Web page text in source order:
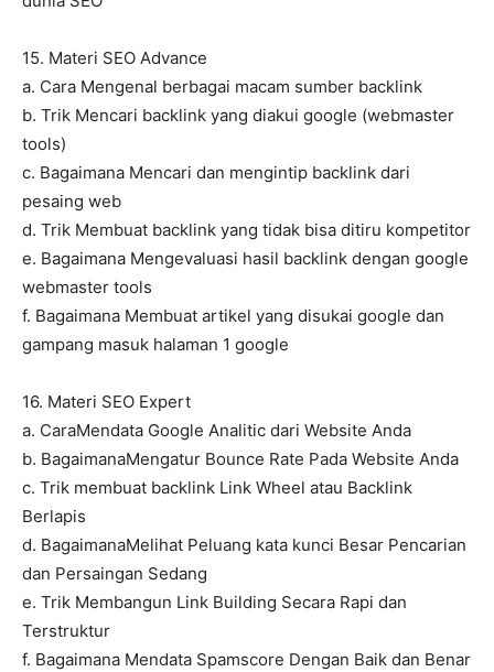
15. Materi SEO Advance
a. Cara Mengenal berbagai macam sumber backlink
b. Trik Mencari backlink yang diakui google (webmaster
tools)
c. Bagaimana Mencari dan mengintip backlink dari
pesaing web
d. Trik Membuat backlink yang tidak bisa ditiru kompetitor
e. Bagaimana Mengevaluasi hasil backlink dengan google
webmaster tools
f. Bagaimana Membuat artikel yang disukai google dan
gampang masuk halaman 1 google
16. Materi SEO Expert
a. CaraMendata Google Analitic dari Website Anda
b. BagaimanaMengatur Bounce Rate Pada Website Anda
c. Trik membuat backlink Link Wheel atau Backlink
Berlapis
d. BagaimanaMelihat Peluang kata kunci Besar Pencarian
dan Persaingan Sedang
e. Trik Membangun Link Building Secara Rapi dan
Terstruktur
f. Bagaimana Mendata Spamscore Dengan Baik dan Benar